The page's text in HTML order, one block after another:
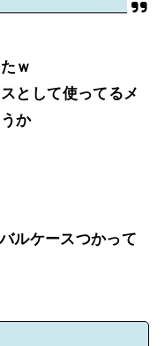
ｗ
として使ってるメ
か
ルケースつかって